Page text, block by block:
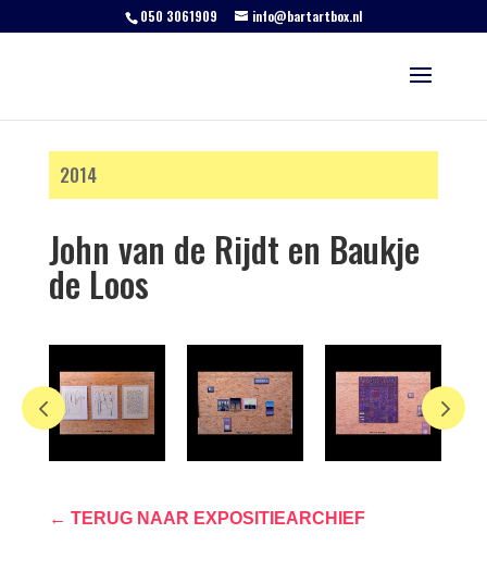
050 3061909 info@bartartbox.nl
2014
John van de Rijdt en Baukje
de Loos
← TERUG NAAR EXPOSITIEARCHIEF